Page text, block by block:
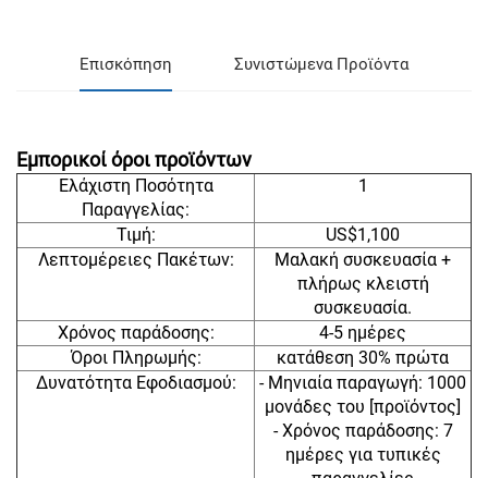
Επισκόπηση Συνιστώμενα Προϊόντα
Εμπορικοί όροι προϊόντων
Ελάχιστη Ποσότητα
Παραγγελίας:
1
Τιμή:
US$1,100
Λεπτομέρειες Πακέτων:
Μαλακή συσκευασία +
πλήρως κλειστή
συσκευασία.
Χρόνος παράδοσης:
4-5 ημέρες
Όροι Πληρωμής:
κατάθεση 30% πρώτα
Δυνατότητα Εφοδιασμού:
- Μηνιαία παραγωγή: 1000
μονάδες του [προϊόντος]
- Χρόνος παράδοσης: 7
ημέρες για τυπικές